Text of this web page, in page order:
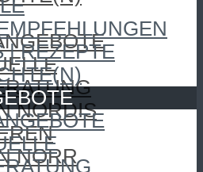
NORDIS
NORR
| REZEPTE